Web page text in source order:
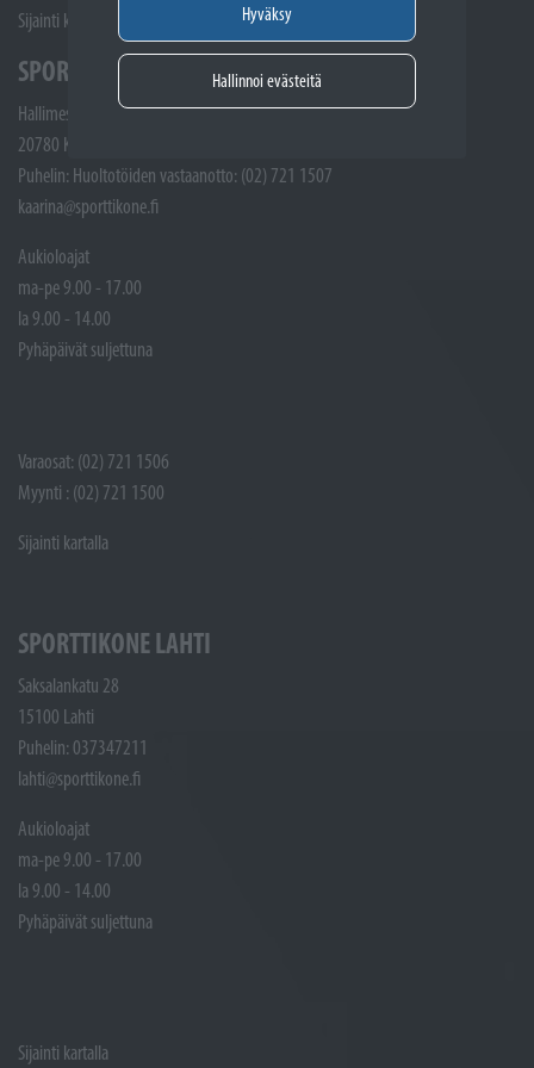
Hyväksy
Hallinnoi evästeitä
Sijainti kartalla
SPORTTIKONE KAARINA
Hallimestarinkatu 4
20780 Kaarina
Puhelin: Huoltotöiden vastaanotto: (02) 721 1507
kaarina@sporttikone.fi
Aukioloajat
ma-pe 9.00 - 17.00
la 9.00 - 14.00
Pyhäpäivät suljettuna
Varaosat: (02) 721 1506
Myynti : (02) 721 1500
Sijainti kartalla
SPORTTIKONE LAHTI
Saksalankatu 28
15100 Lahti
Puhelin: 037347211
lahti@sporttikone.fi
Aukioloajat
ma-pe 9.00 - 17.00
la 9.00 - 14.00
Pyhäpäivät suljettuna
Sijainti kartalla